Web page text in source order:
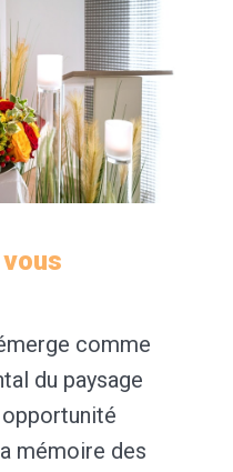
comme
du paysage
mémoire des